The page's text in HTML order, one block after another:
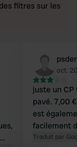
filtres sur les
oct.
juste un
pavé. 7,00
est
facilement
Traduit par